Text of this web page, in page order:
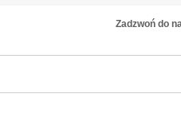
Zadzwoń do